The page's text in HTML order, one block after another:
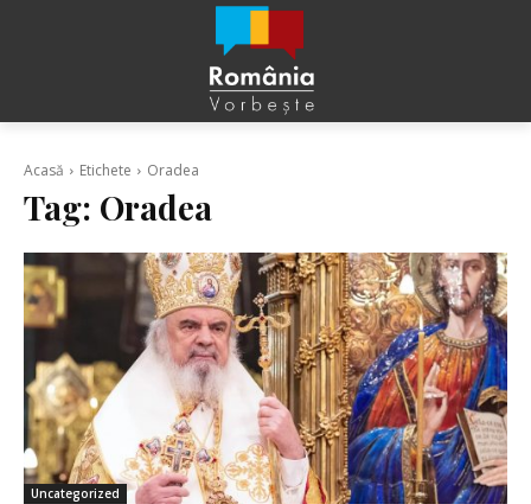
Acasă Etichete Oradea
Tag: Oradea
Uncategorized